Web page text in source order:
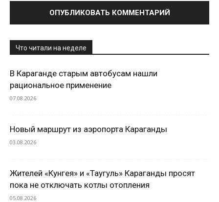
Что читали на неделе
В Караганде старым автобусам нашли
рациональное применение
07.08.2026
Новый маршрут из аэропорта Караганды
03.08.2026
Жителей «Кунгея» и «Таугуль» Караганды просят
пока не отключать котлы отопления
05.08.2026